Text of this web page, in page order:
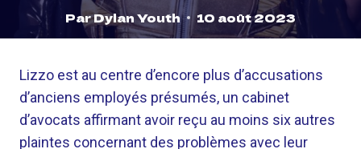
ParDylan Youth 10 août 2023
Lizzo est au centre d’encore plus d’accusations
d’anciens employés présumés, un cabinet
d’avocats affirmant avoir reçu au moins six autres
plaintes concernant des problèmes avec leur